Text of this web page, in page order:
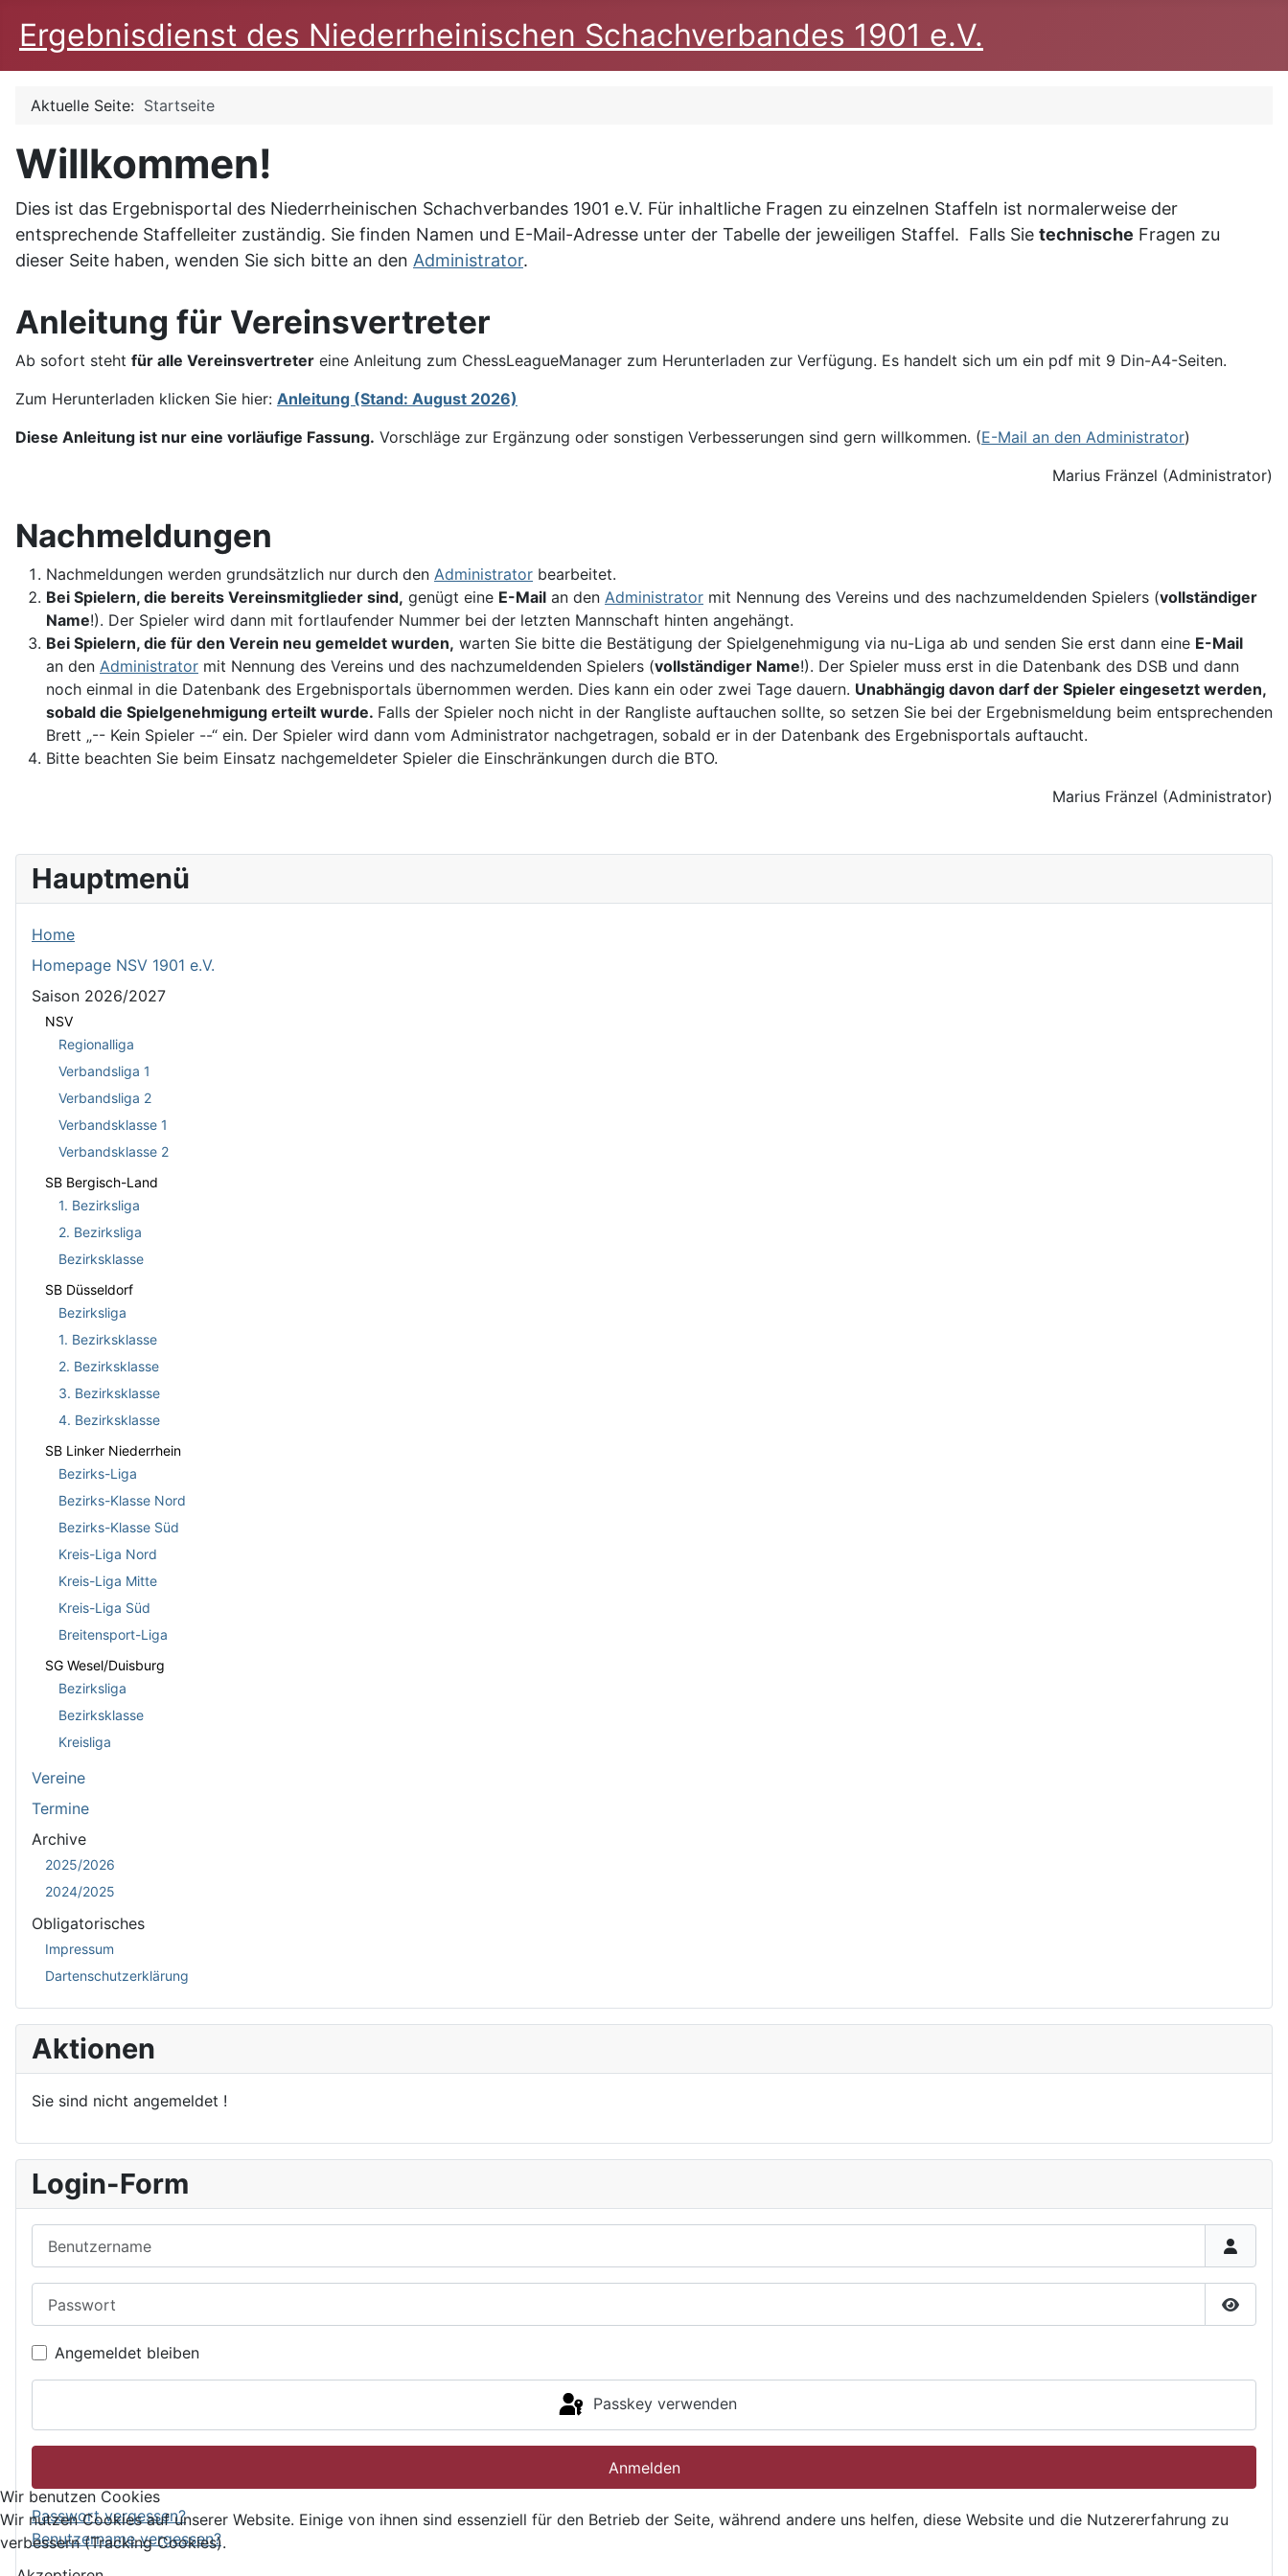
Ergebnisdienst des Niederrheinischen Schachverbandes 1901 e.V.
Aktuelle Seite: Startseite
Willkommen!
Dies ist das Ergebnisportal des Niederrheinischen Schachverbandes 1901 e.V. Für inhaltliche Fragen zu einzelnen Staffeln ist normalerweise der
entsprechende Staffelleiter zuständig. Sie finden Namen und E-Mail-Adresse unter der Tabelle der jeweiligen Staffel. Falls Sie technische Fragen zu
dieser Seite haben, wenden Sie sich bitte an den Administrator.
Anleitung für Vereinsvertreter
Ab sofort steht für alle Vereinsvertreter eine Anleitung zum ChessLeagueManager zum Herunterladen zur Verfügung. Es handelt sich um ein pdf mit 9 Din-A4-Seiten.
Zum Herunterladen klicken Sie hier: Anleitung (Stand: August 2026)
Diese Anleitung ist nur eine vorläufige Fassung. Vorschläge zur Ergänzung oder sonstigen Verbesserungen sind gern willkommen. (E-Mail an den Administrator)
Marius Fränzel (Administrator)
Nachmeldungen
Nachmeldungen werden grundsätzlich nur durch den Administrator bearbeitet.
Bei Spielern, die bereits Vereinsmitglieder sind, genügt eine E-Mail an den Administrator mit Nennung des Vereins und des nachzumeldenden Spielers (vollständiger
Name!). Der Spieler wird dann mit fortlaufender Nummer bei der letzten Mannschaft hinten angehängt.
Bei Spielern, die für den Verein neu gemeldet wurden, warten Sie bitte die Bestätigung der Spielgenehmigung via nu-Liga ab und senden Sie erst dann eine E-Mail
an den Administrator mit Nennung des Vereins und des nachzumeldenden Spielers (vollständiger Name!). Der Spieler muss erst in die Datenbank des DSB und dann
noch einmal in die Datenbank des Ergebnisportals übernommen werden. Dies kann ein oder zwei Tage dauern. Unabhängig davon darf der Spieler eingesetzt werden,
sobald die Spielgenehmigung erteilt wurde. Falls der Spieler noch nicht in der Rangliste auftauchen sollte, so setzen Sie bei der Ergebnismeldung beim entsprechenden
Brett „-- Kein Spieler --“ ein. Der Spieler wird dann vom Administrator nachgetragen, sobald er in der Datenbank des Ergebnisportals auftaucht.
Bitte beachten Sie beim Einsatz nachgemeldeter Spieler die Einschränkungen durch die BTO.
Marius Fränzel (Administrator)
Hauptmenü
Home
Homepage NSV 1901 e.V.
Saison 2026/2027
NSV
Regionalliga
Verbandsliga 1
Verbandsliga 2
Verbandsklasse 1
Verbandsklasse 2
SB Bergisch-Land
1. Bezirksliga
2. Bezirksliga
Bezirksklasse
SB Düsseldorf
Bezirksliga
1. Bezirksklasse
2. Bezirksklasse
3. Bezirksklasse
4. Bezirksklasse
SB Linker Niederrhein
Bezirks-Liga
Bezirks-Klasse Nord
Bezirks-Klasse Süd
Kreis-Liga Nord
Kreis-Liga Mitte
Kreis-Liga Süd
Breitensport-Liga
SG Wesel/Duisburg
Bezirksliga
Bezirksklasse
Kreisliga
Vereine
Termine
Archive
2025/2026
2024/2025
Obligatorisches
Impressum
Dartenschutzerklärung
Aktionen
Sie sind nicht angemeldet !
Login-Form
Angemeldet bleiben
Passkey verwenden
Anmelden
Passwort vergessen?
Benutzername vergessen?
Wir benutzen Cookies
Wir nutzen Cookies auf unserer Website. Einige von ihnen sind essenziell für den Betrieb der Seite, während andere uns helfen, diese Website und die Nutzererfahrung zu
verbessern (Tracking Cookies).